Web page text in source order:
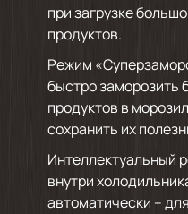
при загрузке
продуктов.
Режим
быстро заморозить
продуктов в
сохранить их
Интеллектуальный
внутри
автоматически –